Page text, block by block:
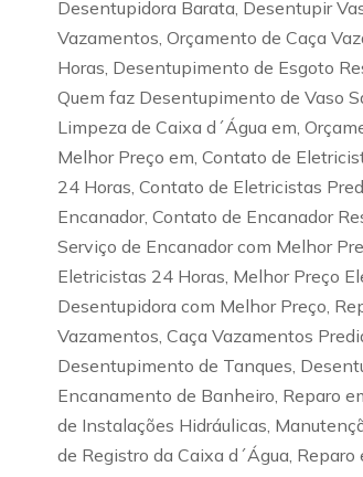
Desentupidora Barata, Desentupir
Vazamentos, Orçamento de Caça
Horas, Desentupimento de Esgoto
Quem faz Desentupimento de Vaso
Limpeza de Caixa d´Água em,
Melhor Preço em, Contato de
24 Horas, Contato de Eletricistas
Encanador, Contato de Encanador
Serviço de Encanador com Melhor
Eletricistas 24 Horas, Melhor Preço
Desentupidora com Melhor Preço,
Vazamentos, Caça Vazamentos
Desentupimento de Tanques,
Encanamento de Banheiro, Reparo
de Instalações Hidráulicas,
de Registro da Caixa d´Água,